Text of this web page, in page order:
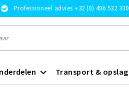
Professioneel advies +32 (0) 496 532 330
Transport & opslag